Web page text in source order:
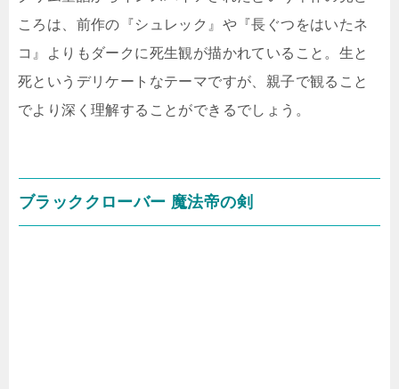
ころは、前作の『シュレック』や『長ぐつをはいたネ
コ』よりもダークに死生観が描かれていること。生と
死というデリケートなテーマですが、親子で観ること
でより深く理解することができるでしょう。
ブラッククローバー 魔法帝の剣